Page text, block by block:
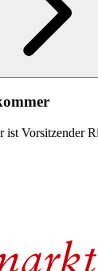
ist Vorsitzender